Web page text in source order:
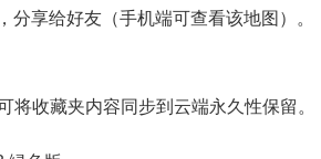
享给好友（手机端可查看该地图）。
收藏夹内容同步到云端永久性保留。